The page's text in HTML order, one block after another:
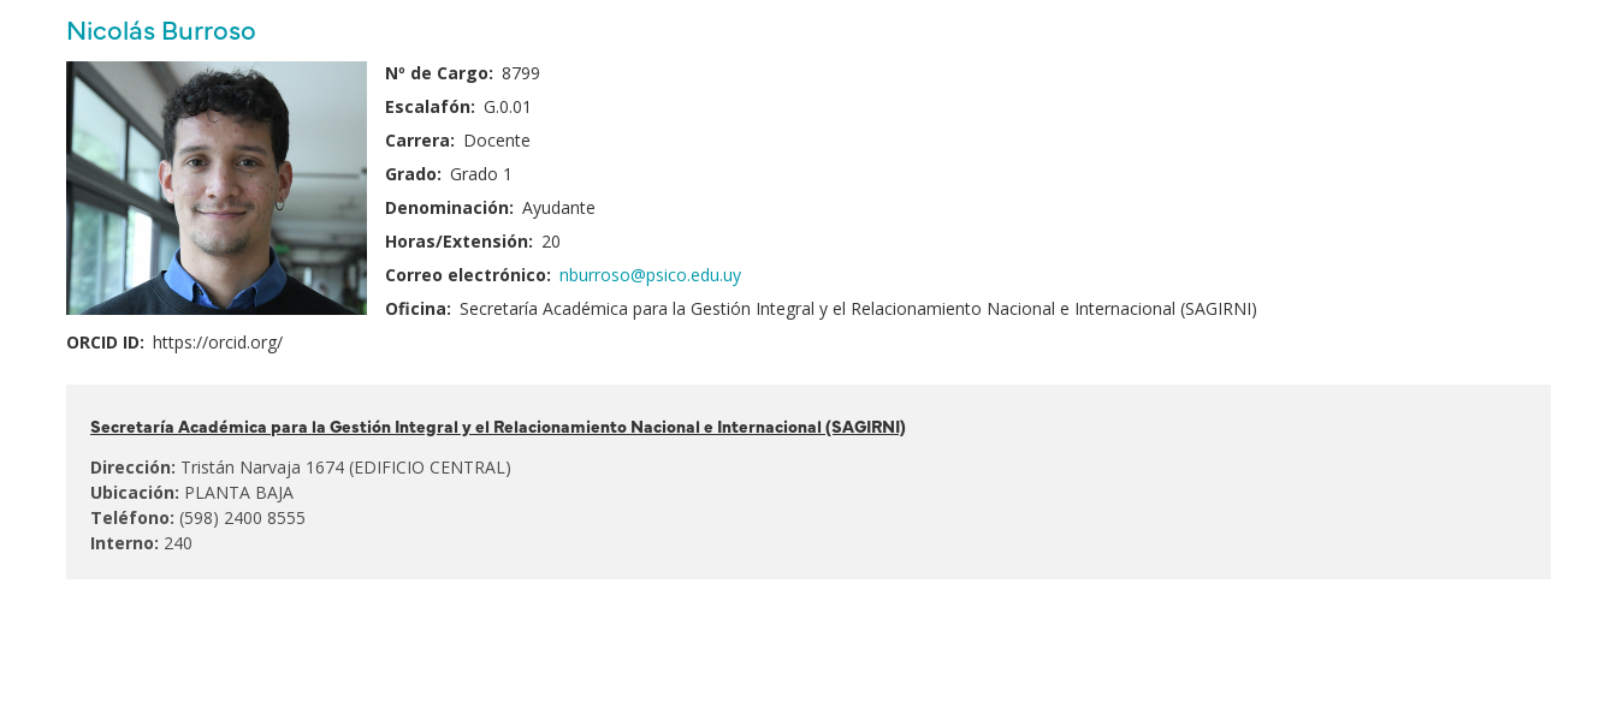
principales
Nombre
y
Apellido:
Nicolás Burroso
Fotografía: Nº de Cargo: 8799
Escalafón: G.0.01
Carrera: Docente
Grado: Grado 1
Denominación: Ayudante
Horas/Extensión: 20
Correo electrónico: nburroso@psico.edu.uy
Oficina: Secretaría Académica para la Gestión Integral y el Relacionamiento Nacional e Internacional (SAGIRNI)
ORCID ID: https://orcid.org/
al:
Secretaría Académica para la Gestión Integral y el Relacionamiento Nacional e Internacional (SAGIRNI)
Dirección: Tristán Narvaja 1674 (EDIFICIO CENTRAL)
Ubicación: PLANTA BAJA
Teléfono: (598) 2400 8555
Interno: 240